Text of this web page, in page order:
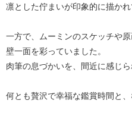
凛とした佇まいが印象的に描か
一方で、ムーミンのスケッチや原
壁一面を彩っていました。
肉筆の息づかいを、間近に感じら
何とも贅沢で幸福な鑑賞時間と、